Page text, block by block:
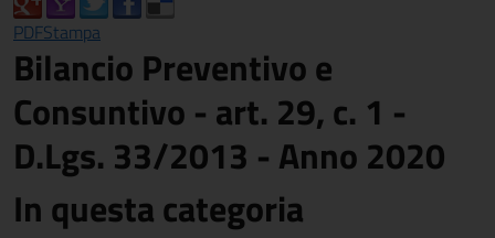
PDFStampa
Bilancio Preventivo e
Consuntivo - art. 29, c. 1 -
D.Lgs. 33/2013 - Anno 2020
In questa categoria